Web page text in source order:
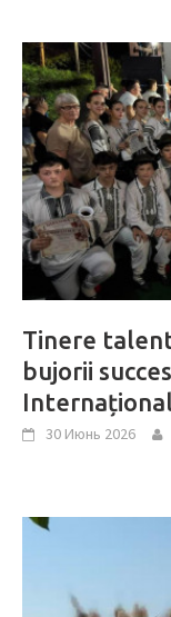
Tinere
bujorii
30 Июнь 2026